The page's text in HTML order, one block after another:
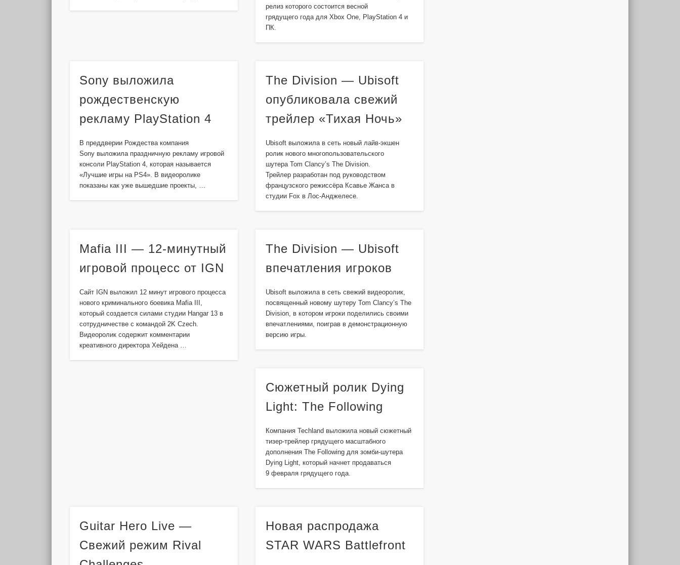
релиз которого состоится весной
грядущего года для Xbox One, PlayStation 4 и
ПК.
Sony выложила
рождественскую
рекламу PlayStation 4
В преддверии Рождества компания
Sony выложила праздничную рекламу игровой
консоли PlayStation 4, которая называется
«Лучшие игры на PS4». В видеоролике
показаны как уже вышедшие проекты, …
The Division — Ubisoft
опубликовала свежий
трейлер «Тихая Ночь»
Ubisoft выложила в сеть новый лайв-экшен
ролик нового многопользовательского
шутера Tom Clancy’s The Division.
Трейлер разработан под руководством
французского режиссёра Ксавье Жанса в
студии Fox в Лос-Анджелесе.
Mafia III — 12-минутный
игровой процесс от IGN
Сайт IGN выложил 12 минут игрового процесса
нового криминального боевика Mafia III,
который создается силами студии Hangar 13 в
сотрудничестве с командой 2K Czech.
Видеоролик содержит комментарии
креативного директора Хейдена …
The Division — Ubisoft
впечатления игроков
Ubisoft выложила в сеть свежий видеоролик,
посвященный новому шутеру Tom Clancy’s The
Division, в котором игроки поделились своими
впечатлениями, поиграв в демонстрационную
версию игры.
Сюжетный ролик Dying
Light: The Following
Компания Techland выложила новый сюжетный
тизер-трейлер грядущего масштабного
дополнения The Following для зомби-шутера
Dying Light, который начнет продаваться
9 февраля грядущего года.
Guitar Hero Live —
Свежий режим Rival
Новая распродажа
STAR WARS Battlefront